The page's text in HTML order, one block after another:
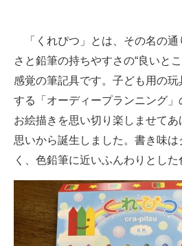
IT製品の技術・比較・事例
製造業のIT導入・活用を支援
モノづくり技術者専門サイト
エレクトロニクス専門サイト
エネルギーの専門メディア
建設×テクノロジーの最前線
ちょっと気になるネットの話題
「くれぴつ」とは、その名の通
さと鉛筆の持ちやすさの“良いと
感覚の筆記具です。子ども用の
する「オーディープランニング
お絵描きを思い切り楽しませて
思いから誕生しました。書き味
く、色鉛筆に近いふんわりとした